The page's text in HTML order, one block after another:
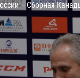
– Сборная